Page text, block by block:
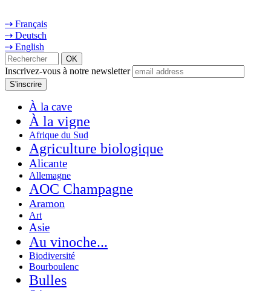
⇢ Français
⇢ Deutsch
⇢ English
Inscrivez-vous à notre newsletter
À la cave
À la vigne
Afrique du Sud
Agriculture biologique
Alicante
Allemagne
AOC Champagne
Aramon
Art
Asie
Au vinoche...
Biodiversité
Bourboulenc
Bulles